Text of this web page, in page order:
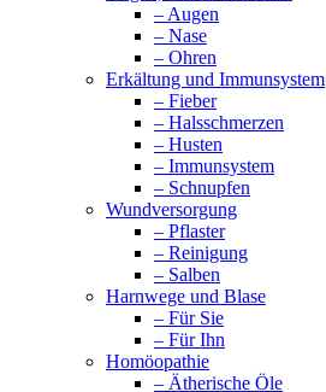
– Augen
– Nase
– Ohren
Erkältung und Immunsystem
– Fieber
– Halsschmerzen
– Husten
– Immunsystem
– Schnupfen
Wundversorgung
– Pflaster
– Reinigung
– Salben
Harnwege und Blase
– Für Sie
– Für Ihn
Homöopathie
– Ätherische Öle